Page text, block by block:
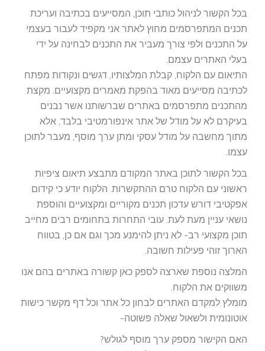
בכל הקשור לניהול כותבי תוכן, המסייעים בכתיבה ועריכת
תכנים המתפרסמים מחוץ לאתר אני מקפיד לעבור בעצמי
על התכנים ולפי צורך מעביר את התכנים לבחינה על ידי
בעלי האתרים עצמם.
התיאום עם הלקוח, קבלת המלצותיו, דגשים ונקודות מפתח
לכתיבה מסייעים מאוד בהפקת מאמרים מקצועיים. מקצת
מהתכנים מתפרסמים באתרים שברשותנו אשר נבנים
בעיקרם לא על מודל של אתר אינפורמטיבי בלבד, אלא
מתוך מחשבה על מודל עסקי ומתן ערך מוסף, מעבר לתוכן
עצמו.
בכל הקשור לתוכן באתר המקודם מתבצע תיאום ציפיות
ראשוני עם הלקוח טרם ההתקשרות. הלקוח יודע כי קידום
אפקטיבי דורש עדכון תכנים מקוריים ומקצועיים והוספת
נושאי עניין מעת לעת. עובי התחרות בתחומים רבים מחייב
תוכן מקצועי רב- לא ניתן להימנע מכך וגם אם כן, בטווח
הארוך זוהי פעילות חשובה.
המלצה נוספת שארצה לספק כאן קשורה באתרים בהם אנו
משווקים את הלקוח.
מומלץ למקדם האתרים לבחון כל אתר וכל דף מקשר כישות
אוטונומית ולשאול שאלה פשוטה-
האם הקישור מספק ערך מוסף לגולש?